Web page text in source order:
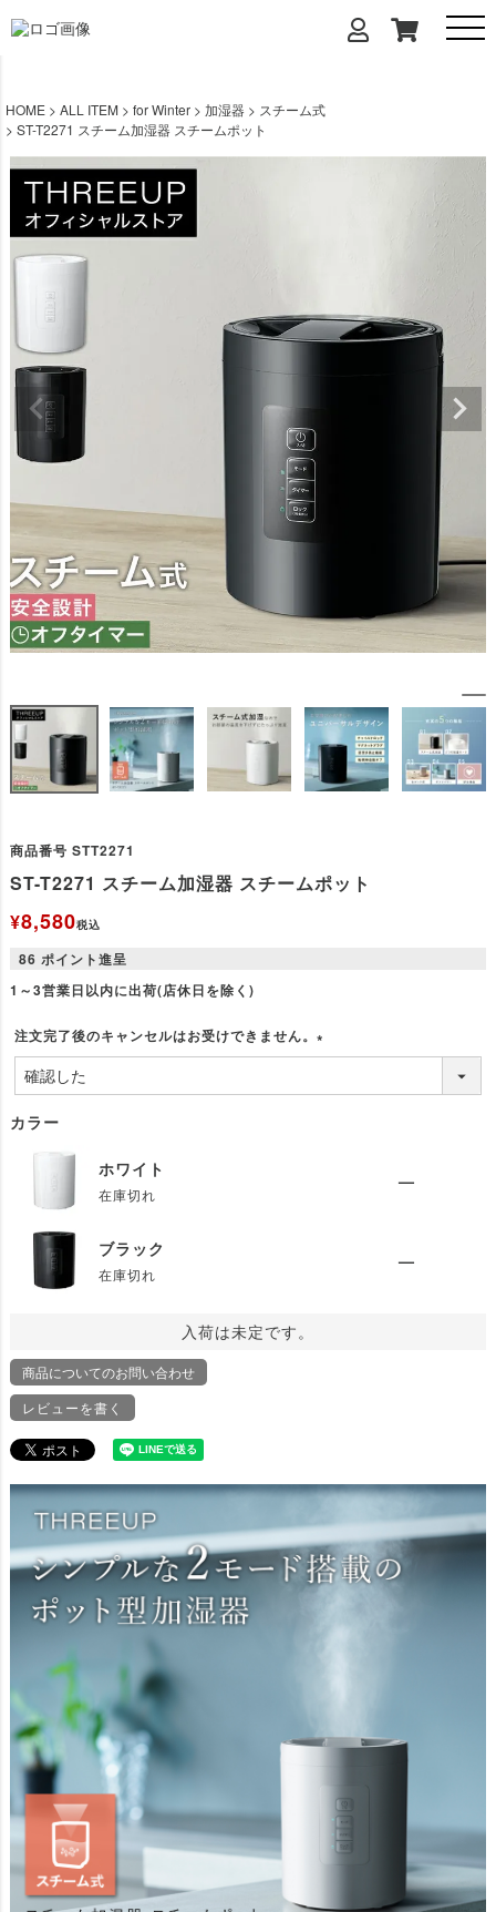
HOME ALL ITEM for Winter 加湿器
スチーム式
ST-T2271 スチーム加湿器 スチームポット
商品番号 STT2271
ST-T2271 スチーム加湿器 スチームポット
¥8,580税込
86 ポイント進呈
1～3営業日以内に出荷(店休日を除く)
注文完了後のキャンセルはお受けできません。
必
カラー
ホワイト
在庫切れ
—
ブラック
在庫切れ
—
入荷は未定です。
商品についてのお問い合わせ
レビューを書く